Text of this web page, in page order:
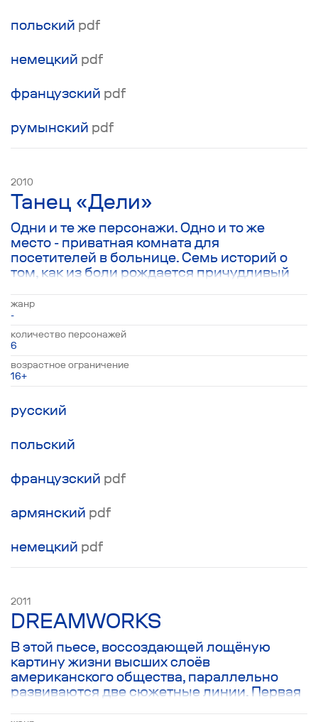
польский pdf
немецкий pdf
французский pdf
румынский pdf
Танец «Дели»
2010
Одни и те же персонажи. Одно и то же
место - приватная комната для
посетителей в больнице. Семь историй о
том, как из боли рождается причудливый
В каждой из пьес один из героев теряет
близкого человека, но к своему
собственному удивлению, не испытывает
никаких чувств по этому поводу, зато так
или иначе сталкивается с танцем “Дели”,
зародившимся из великой боли и
способным эту боль в себе растворять.
Ведь в итоге, боль и красота имеют общее
начало и общий конец.
жанр
-
количество персонажей
6
возрастное ограничение
16+
русский
польский
французский pdf
армянский pdf
немецкий pdf
DREAMWORKS
2011
В этой пьесе, воссоздающей лощёную
картину жизни высших слоёв
американского общества, параллельно
развиваются две сюжетные линии. Первая